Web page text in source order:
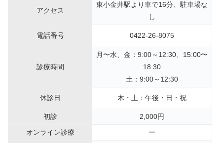
アクセス
東小金井駅より車で16分、駐車場な
し
電話番号 0422-26-8075
診療時間
月〜水、金：9:00～12:30、15:00〜
18:30
土：9:00～12:30
休診日 木・土：午後・日・祝
初診
2,000円
オンライン診療
ー